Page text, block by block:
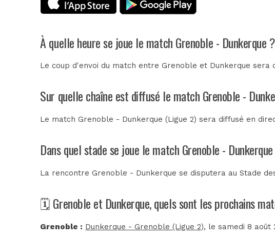
À quelle heure se joue le match Grenoble - Dunkerque ?
Le coup d'envoi du match entre Grenoble et Dunkerque
Sur quelle chaîne est diffusé le match Grenoble -
Le match Grenoble - Dunkerque (Ligue 2) sera diffusé en
Dans quel stade se joue le match Grenoble -
La rencontre Grenoble - Dunkerque se disputera auStade
🗓️ Grenoble et Dunkerque, quels sont les prochains
Grenoble : Dunkerque - Grenoble (Ligue 2), le samedi 8 août